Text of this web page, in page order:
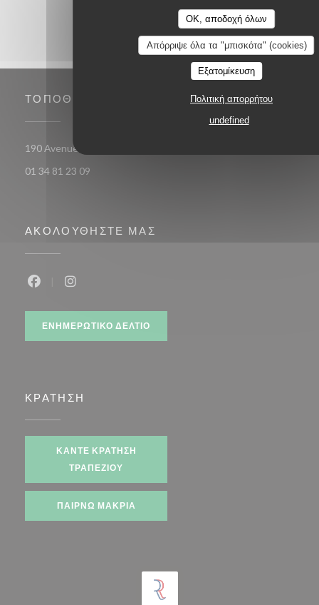
OK, αποδοχή όλων
Απόρριψε όλα τα "μπισκότα" (cookies)
Εξατομίκευση
Πολιτική απορρήτου
undefined
ΤΟΠΟΘΕΣΊΑ
190 Avenue Du 19 Mars 1962 78 370 PLAISIR
01 34 81 23 09
ΑΚΟΛΟΥΘΉΣΤΕ ΜΑΣ
ΕΝΗΜΕΡΩΤΙΚΌ ΔΕΛΤΊΟ
ΚΡΆΤΗΣΗ
ΚΆΝΤΕ ΚΡΆΤΗΣΗ
ΤΡΑΠΕΖΙΟΎ
ΠΑΊΡΝΩ ΜΑΚΡΙΆ